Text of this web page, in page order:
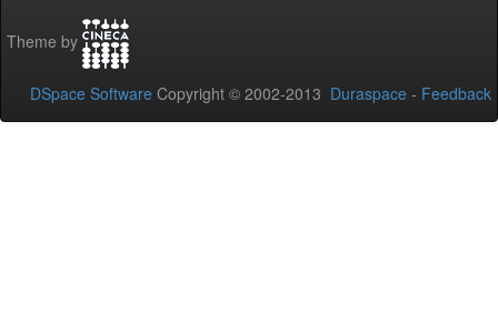
Theme by
DSpace Software Copyright © 2002-2013 Duraspace - Feedback